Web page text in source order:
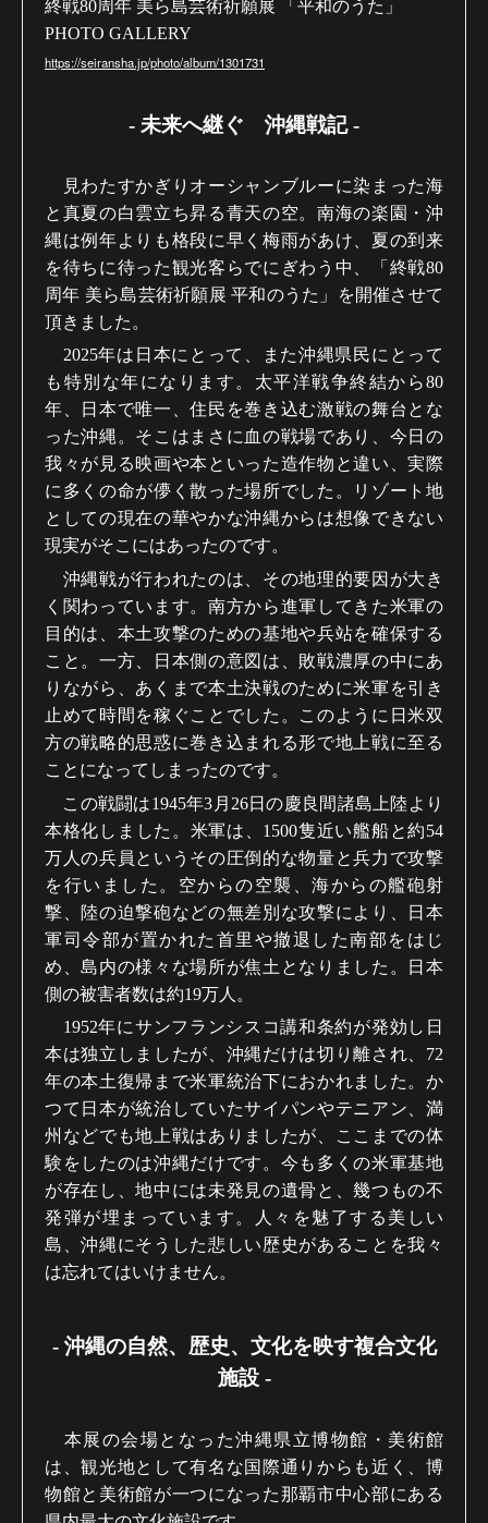
終戦80周年 美ら島芸術祈願展 「平和のうた」
PHOTO GALLERY
https://seiransha.jp/photo/album/1301731
- 未来へ継ぐ 沖縄戦記-
見わたすかぎりオーシャンブルーに染まった海
と真夏の白雲立ち昇る青天の空。南海の楽園・沖
縄は例年よりも格段に早く梅雨があけ、夏の到来
を待ちに待った観光客らでにぎわう中、「終戦80
周年 美ら島芸術祈願展 平和のうた」を開催させて
頂きました。
2025年は日本にとって、また沖縄県民にとって
も特別な年になります。太平洋戦争終結から80
年、日本で唯一、住民を巻き込む激戦の舞台とな
った沖縄。そこはまさに血の戦場であり、今日の
我々が見る映画や本といった造作物と違い、実際
に多くの命が儚く散った場所でした。リゾート地
としての現在の華やかな沖縄からは想像できない
現実がそこにはあったのです。
沖縄戦が行われたのは、その地理的要因が大き
く関わっています。南方から進軍してきた米軍の
目的は、本土攻撃のための基地や兵站を確保する
こと。一方、日本側の意図は、敗戦濃厚の中にあ
りながら、あくまで本土決戦のために米軍を引き
止めて時間を稼ぐことでした。このように日米双
方の戦略的思惑に巻き込まれる形で地上戦に至る
ことになってしまったのです。
この戦闘は1945年3月26日の慶良間諸島上陸より
本格化しました。米軍は、1500隻近い艦船と約54
万人の兵員というその圧倒的な物量と兵力で攻撃
を行いました。空からの空襲、海からの艦砲射
撃、陸の迫撃砲などの無差別な攻撃により、日本
軍司令部が置かれた首里や撤退した南部をはじ
め、島内の様々な場所が焦土となりました。日本
側の被害者数は約19万人。
1952年にサンフランシスコ講和条約が発効し日
本は独立しましたが、沖縄だけは切り離され、72
年の本土復帰まで米軍統治下におかれました。か
つて日本が統治していたサイパンやテニアン、満
州などでも地上戦はありましたが、ここまでの体
験をしたのは沖縄だけです。今も多くの米軍基地
が存在し、地中には未発見の遺骨と、幾つもの不
発弾が埋まっています。人々を魅了する美しい
島、沖縄にそうした悲しい歴史があることを我々
は忘れてはいけません。
- 沖縄の自然、歴史、文化を映す複合文化
施設-
本展の会場となった沖縄県立博物館・美術館
は、観光地として有名な国際通りからも近く、博
物館と美術館が一つになった那覇市中心部にある